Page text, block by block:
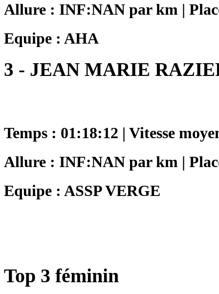
Allure : INF:NAN par km |
Equipe : AHA
3 - JEAN MARIE
Temps : 01:18:12 | Vitesse
Allure : INF:NAN par km |
Equipe : ASSP VERGE
Top 3 féminin